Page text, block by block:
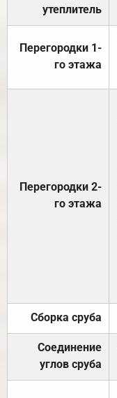
утеплитель
Перегородки 1-
го этажа
Перегородки 2-
го этажа
Сборка сруба
Соединение
углов сруба